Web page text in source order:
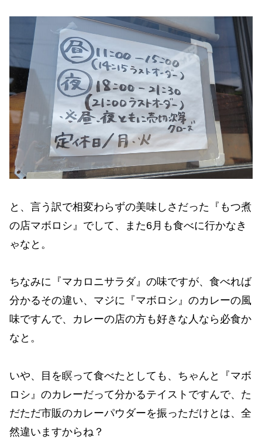
と、言う訳で相変わらずの美味しさだった『もつ煮
の店マボロシ』でして、また6月も食べに行かなき
ゃなと。
ちなみに『マカロニサラダ』の味ですが、食べれば
分かるその違い、マジに『マボロシ』のカレーの風
味ですんで、カレーの店の方も好きな人なら必食か
なと。
いや、目を瞑って食べたとしても、ちゃんと『マボ
ロシ』のカレーだって分かるテイストですんで、た
だただ市販のカレーパウダーを振っただけとは、全
然違いますからね？